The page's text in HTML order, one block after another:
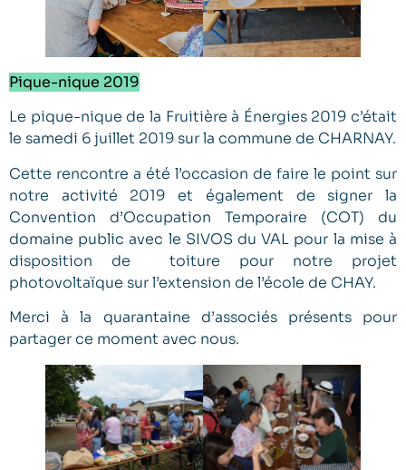
Pique-nique 2019
Le pique-nique de la Fruitière à Énergies 2019 c’était
le samedi 6 juillet 2019 sur la commune de CHARNAY.
Cette rencontre a été l’occasion de faire le point sur
notre activité 2019 et également de signer la
Convention d’Occupation Temporaire (COT) du
domaine public avec le SIVOS du VAL pour la mise à
disposition de toiture pour notre projet
photovoltaïque sur l’extension de l’école de CHAY.
Merci à la quarantaine d’associés présents pour
partager ce moment avec nous.